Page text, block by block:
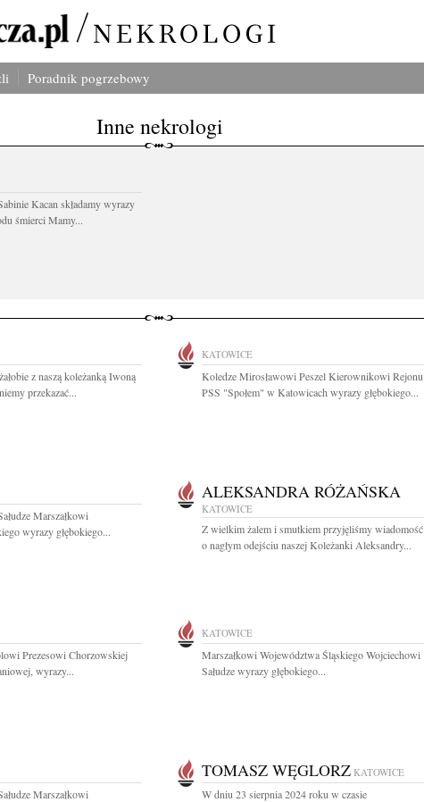
Poradnik pogrzebowy
Inne nekrologi
Kacan składamy wyrazy
śmierci Mamy...
z naszą koleżanką Iwoną
przekazać...
KATOWICE
Koledze Mirosławowi Peszel Kierownikowi Rejonu
PSS "Społem" w Katowicach wyrazy głębokiego...
Marszałkowi
wyrazy głębokiego...
ALEKSANDRA RÓŻAŃSKA
KATOWICE
Z wielkim żalem i smutkiem przyjęliśmy wiadomość
o nagłym odejściu naszej Koleżanki Aleksandry...
Prezesowi Chorzowskiej
wyrazy...
KATOWICE
Marszałkowi Województwa Śląskiego Wojciechowi
Sałudze wyrazy głębokiego...
Marszałkowi
TOMASZ WĘGLORZ KATOWICE
W dniu 23 sierpnia 2024 roku w czasie